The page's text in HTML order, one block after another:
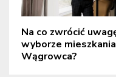
Na co zwrócić
wyborze
Wągrowca?